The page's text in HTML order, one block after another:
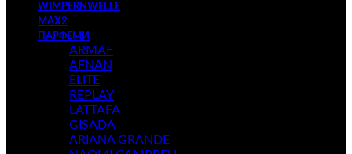
WIMPERNWELLE
MAX2
ПАРФЕМИ
ARMAF
AFNAN
ELITE
REPLAY
LATTAFA
GISADA
ARIANA GRANDE